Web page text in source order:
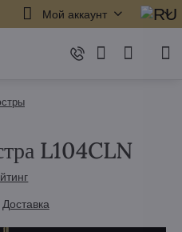
Мой аккаунт
L104CLN
Доставка